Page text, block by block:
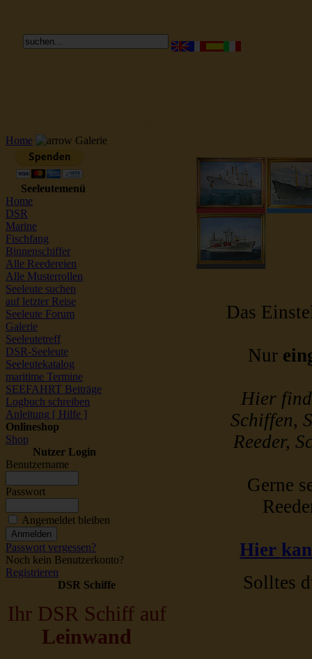
Home Galerie
Seeleutemenü
Home
DSR
Marine
Fischfang
Binnenschiffer
Alle Reedereien
Alle Musterrollen
Seeleute suchen
auf letzter Reise
Seeleute Forum
Galerie
Seeleutetreff
DSR-Seeleute
Seeleutekatalog
maritime Termine
SEEFAHRT Beiträge
Logbuch schreiben
Anleitung [ Hilfe ]
Onlineshop
Shop
Nutzer Login
Benutzername
Passwort
Angemeldet bleiben
Passwort vergessen?
Noch kein Benutzerkonto?
Registrieren
DSR Schiffe
Ihr DSR Schiff auf
Leinwand
Das
Nur
Hier
Schiffen,
Reeder,
Gerne
Hier
Solltes